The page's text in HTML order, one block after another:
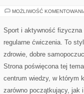
MOŻLIWOŚĆ
Sport i aktywność
regularne ćwiczenia. To
zdrowie, dobre
Strona poświęcona tej
centrum wiedzy, w którym
zarówno początkujący, jak